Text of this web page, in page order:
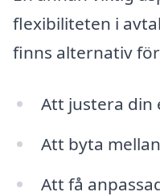
flexibiliteten i
finns alternativ
Att justera din
Att byta
Att få